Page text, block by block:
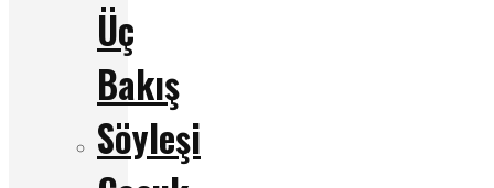
Üç
Bakış
Söyleşi